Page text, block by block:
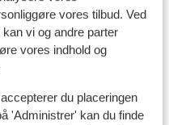
vores tilbud. Ved
vi og andre parter
vores indhold og
du placeringen
'Administrer' kan du finde